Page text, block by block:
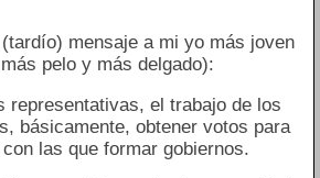
mensaje a mi yo más joven
pelo y más delgado):
representativas, el trabajo de los
básicamente, obtener votos para
las que formar gobiernos.